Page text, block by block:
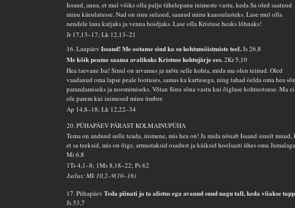
Issand, anna, et mul võiks olla palju tähelepanu inimeste vastu, keda Sa oled saatnud
minu käeulatusse. Nad on sinu sulased, saanud minu kaassulasteks. Lase mul olla
nendele laua katjaks ja venna hoidjaks. Lase olla Kristuse heaks lõhnaks!
Jr 17,13–17; Lk 12,13–21
16. LaupäevIssand! Me ootame sind ka su kohtumõistmiste teel.Js 26,8
Me kõik peame saama avalikuks Kristuse kohtujärje ees.2Kr 5,10
Hea taevane Isa! Sinul on arvamus ja mõte selle kohta, mida ma olen teinud. Oled
vaadanud oma lapse peale lootuses, samas ka kartusega, ning tahad öelda oma hea
parandamiseks ja noomimiseks. Võtan Sinu sõna vastu kui õiglase kohtuotsuse. Ma ei
ole parem kui inimesed minu ümber.
Ap 14,8–18; Lk 12,22–34
20. PÜHAPÄEV PÄRAST KOLMAINUPÜHA
Tema on andnud sulle teada, inimene, mis hea on! Ja mida nõuab Issand sinult muud,
et sa teeksid, mis on õige, armastaksid osadust ja käiksid hoolsasti ühes oma
Mi 6,8
1Ts 4,1–8; 1Ms 8,18–22; Ps 62
Jutlus: Mk 10,2–9(10–16)
17. PühapäevTeda piinati ja ta alistus ega avanud suud nagu tall, keda viiakse
Js 53,7